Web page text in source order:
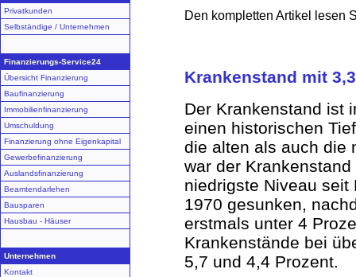
Privatkunden
Selbständige / Unternehmen
Finanzierungs-Service24
Übersicht Finanzierung
Baufinanzierung
Immobilienfinanzierung
Umschuldung
Finanzierung ohne Eigenkapital
Gewerbefinanzierung
Auslandsfinanzierung
Beamtendarlehen
Bausparen
Hausbau - Häuser
Unternehmen
Kontakt
Den kompletten Artikel lesen
Krankenstand mit
Der Krankenstand ist
einen historischen
die alten als auch die
war der
niedrigste Niveau seit
1970 gesunken,
erstmals unter 4
Krankenstände bei
5,7 und 4,4 Prozent.